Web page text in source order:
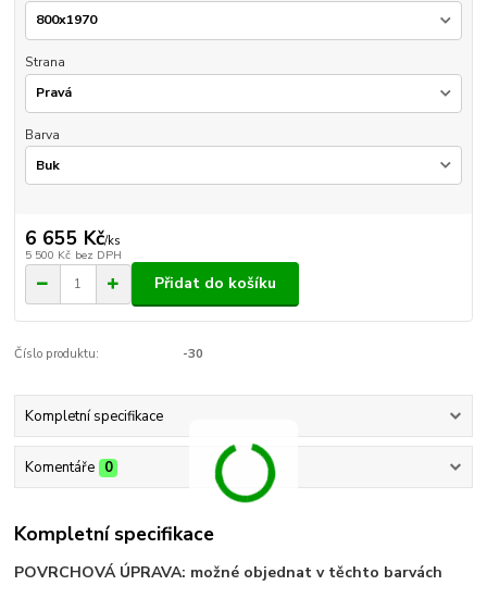
Strana
Barva
6 655 Kč/ks
5 500 Kč bez DPH
Přidat do košíku
Číslo produktu: -30
Kompletní specifikace
Komentáře 0
Kompletní specifikace
POVRCHOVÁ ÚPRAVA: možné objednat v těchto barvách